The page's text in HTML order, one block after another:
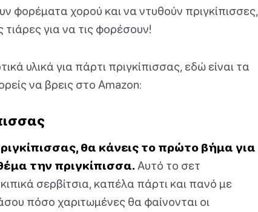
φορέματα χορού και να ντυθούν πριγκίπισσες,
τιάρες για να τις φορέσουν!
υλικά για πάρτι πριγκίπισσας, εδώ είναι τα
να βρεις στο Amazon:
θα κάνεις το πρώτο βήμα για
την πριγκίπισσα. Αυτό το σετ
σερβίτσια, καπέλα πάρτι και πανό με
πόσο χαριτωμένες θα φαίνονται οι